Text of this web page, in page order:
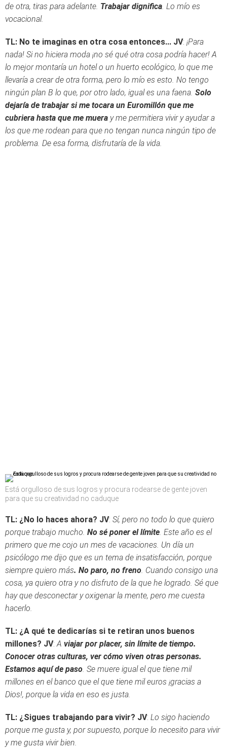
de otra, tiras para adelante. Trabajar dignifica. Lo mío es
vocacional.
TL: No te imaginas en otra cosa entonces... JV: ¡Para
nada! Si no hiciera moda ¡no sé qué otra cosa podría hacer! A
lo mejor montaría un hotel o un huerto ecológico, lo que me
llevaría a crear de otra forma, pero lo mío es esto. No tengo
ningún plan B lo que, por otro lado, igual es una faena. Solo
dejaría de trabajar si me tocara un Euromillón que me
cubriera hasta que me muera y me permitiera vivir y ayudar a
los que me rodean para que no tengan nunca ningún tipo de
problema. De esa forma, disfrutaría de la vida.
Está orgulloso de sus logros y procura rodearse de gente joven
para que su creatividad no caduque
TL: ¿No lo haces ahora? JV: Sí, pero no todo lo que quiero
porque trabajo mucho. No sé poner el límite. Este año es el
primero que me cojo un mes de vacaciones. Un día un
psicólogo me dijo que es un tema de insatisfacción, porque
siempre quiero más. No paro, no freno. Cuando consigo una
cosa, ya quiero otra y no disfruto de la que he logrado. Sé que
hay que desconectar y oxigenar la mente, pero me cuesta
hacerlo.
TL: ¿A qué te dedicarías si te retiran unos buenos
millones? JV:A viajar por placer, sin límite de tiempo.
Conocer otras culturas, ver cómo viven otras personas.
Estamos aquí de paso. Se muere igual el que tiene mil
millones en el banco que el que tiene mil euros ¡gracias a
Dios!, porque la vida en eso es justa.
TL: ¿Sigues trabajando para vivir? JV: Lo sigo haciendo
porque me gusta y, por supuesto, porque lo necesito para vivir
y me gusta vivir bien.